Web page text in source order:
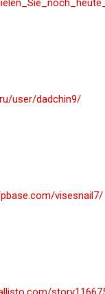
user/dadchin9/
visesnail7/